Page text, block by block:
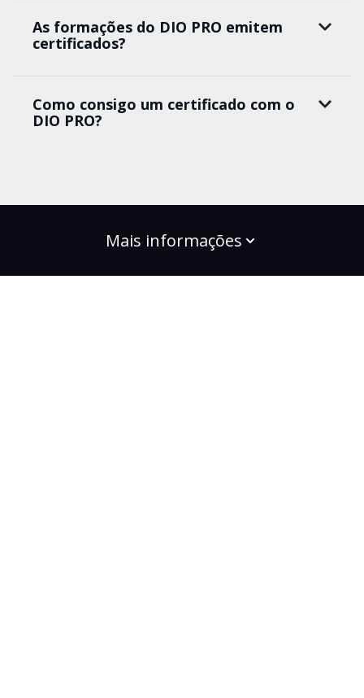
As formações do DIO PRO emitem
certificados?
Como consigo um certificado com o
DIO PRO?
Mais informações